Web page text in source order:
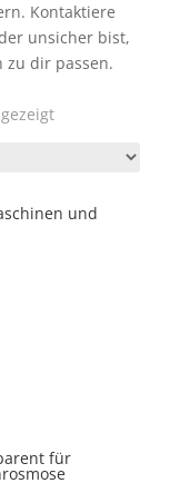
Kontaktiere
unsicher bist,
zu dir passen.
und
für